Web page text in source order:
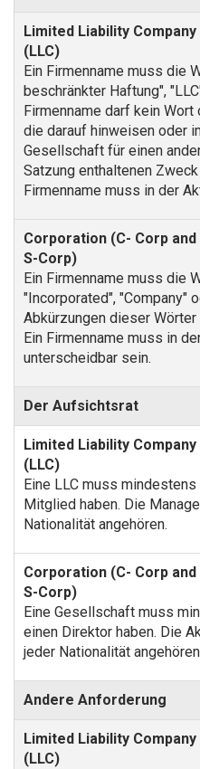
Ein Firmenname muss die
beschränkter Haftung",
Firmenname darf kein
die darauf hinweisen oder
Gesellschaft für einen
Satzung enthaltenen
Firmenname muss in der
Ein Firmenname muss die
"Incorporated", "Company"
Abkürzungen dieser Wörter
Ein Firmenname muss in
unterscheidbar sein.
Der Aufsichtsrat
Eine LLC muss
Mitglied haben. Die
Nationalität angehören.
Eine Gesellschaft muss
einen Direktor haben. Die
jeder Nationalität
Andere Anforderung